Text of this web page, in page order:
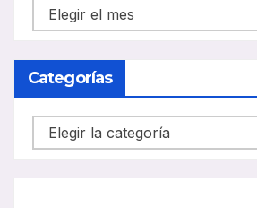
NOTICIAS
CARRIL
BUS
Categorías
Categorías